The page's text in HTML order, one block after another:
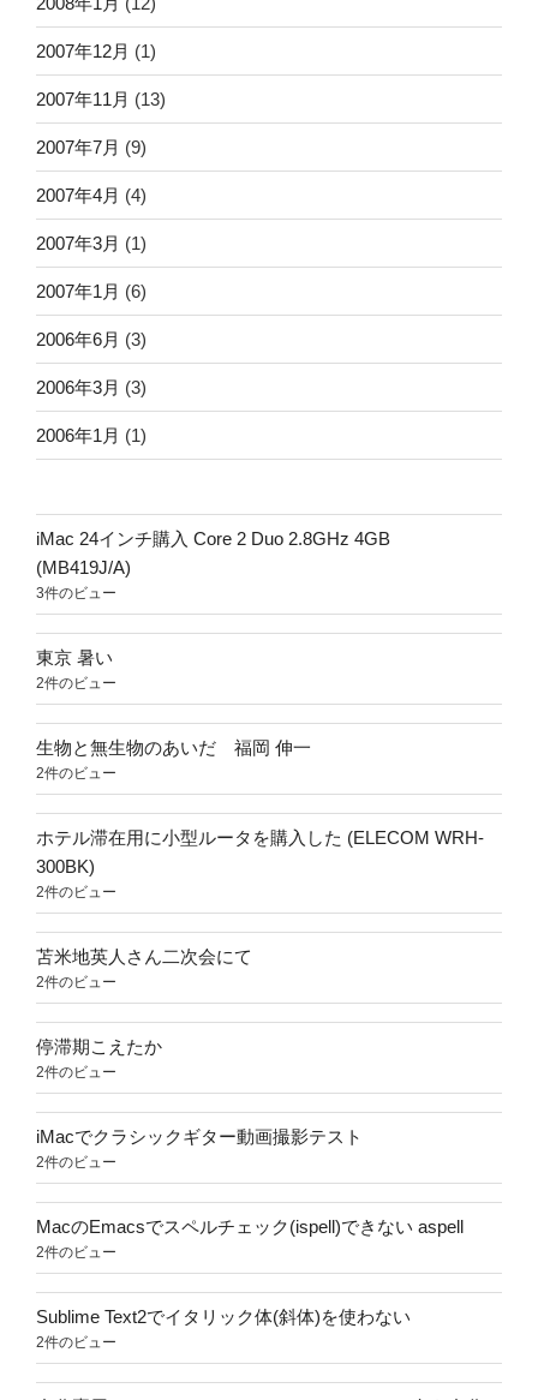
2007年12月 (1)
2007年11月 (13)
2007年7月 (9)
2007年4月 (4)
2007年3月 (1)
2007年1月 (6)
2006年6月 (3)
2006年3月 (3)
2006年1月 (1)
iMac 24インチ購入 Core 2 Duo 2.8GHz 4GB
(MB419J/A)
3件のビュー
東京 暑い
2件のビュー
生物と無生物のあいだ 福岡 伸一
2件のビュー
ホテル滞在用に小型ルータを購入した (ELECOM WRH-
300BK)
2件のビュー
苫米地英人さん二次会にて
2件のビュー
停滞期こえたか
2件のビュー
iMacでクラシックギター動画撮影テスト
2件のビュー
MacのEmacsでスペルチェック(ispell)できない aspell
2件のビュー
Sublime Text2でイタリック体(斜体)を使わない
2件のビュー